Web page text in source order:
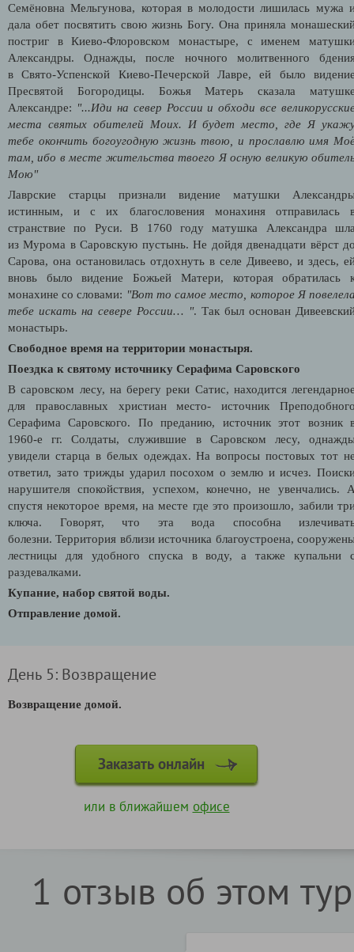
Семёновна Мельгунова, которая в молодости лишилась мужа
дала обет посвятить свою жизнь Богу. Она приняла
постриг в Киево-Флоровском монастыре, с именем
Александры. Однажды, после ночного молитвенного
в Свято-Успенской Киево-Печерской Лавре, ей было
Пресвятой Богородицы. Божья Матерь сказала
Александре: "...Иди на север России и обходи все
места святых обителей Моих. И будет место, где Я
тебе окончить богоугодную жизнь твою, и прославлю имя
там, ибо в месте жительства твоего Я осную великую
Мою"
Лаврские старцы признали видение матушки
истинным, и с их благословения монахиня отправилась
странствие по Руси. В 1760 году матушка Александра
из Мурома в Саровскую пустынь. Не дойдя двенадцати вёрст
Сарова, она остановилась отдохнуть в селе Дивеево, и здесь,
вновь было видение Божьей Матери, которая обратилась
монахине со словами: "Вот то самое место, которое Я
тебе искать на севере России… ". Так был основан
монастырь.
Свободное время на территории монастыря.
Поездка к святому источнику Серафима Саровского
В саровском лесу, на берегу реки Сатис, находится
для православных христиан место- источник
Серафима Саровского. По преданию, источник этот возник
1960-е гг. Солдаты, служившие в Саровском лесу,
увидели старца в белых одеждах. На вопросы постовых тот
ответил, зато трижды ударил посохом о землю и исчез.
нарушителя спокойствия, успехом, конечно, не увенчались.
спустя некоторое время, на месте где это произошло, забили
ключа. Говорят, что эта вода способна
болезни. Территория вблизи источника благоустроена,
лестницы для удобного спуска в воду, а также купальни
раздевалками.
Купание, набор святой воды.
Отправление домой.
День 5: Возвращение
Возвращение домой.
Заказать онлайн
или в ближайшем офисе
1 отзыв об этом